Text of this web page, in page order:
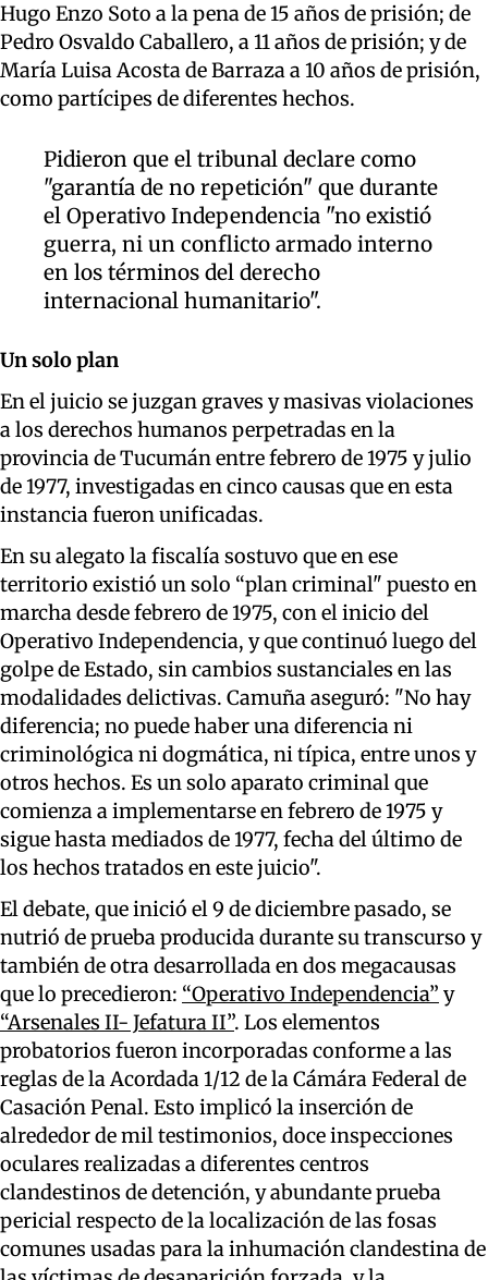
Hugo Enzo Soto a la pena de 15 años de prisión; de
Pedro Osvaldo Caballero, a 11 años de prisión; y de
María Luisa Acosta de Barraza a 10 años de prisión,
como partícipes de diferentes hechos.
Pidieron que el tribunal declare como
"garantía de no repetición" que durante
el Operativo Independencia "no existió
guerra, ni un conflicto armado interno
en los términos del derecho
internacional humanitario".
Un solo plan
En el juicio se juzgan graves y masivas violaciones
a los derechos humanos perpetradas en la
provincia de Tucumán entre febrero de 1975 y julio
de 1977, investigadas en cinco causas que en esta
instancia fueron unificadas.
En su alegato la fiscalía sostuvo que en ese
territorio existió un solo “plan criminal" puesto en
marcha desde febrero de 1975, con el inicio del
Operativo Independencia, y que continuó luego del
golpe de Estado, sin cambios sustanciales en las
modalidades delictivas. Camuña aseguró: "No hay
diferencia; no puede haber una diferencia ni
criminológica ni dogmática, ni típica, entre unos y
otros hechos. Es un solo aparato criminal que
comienza a implementarse en febrero de 1975 y
sigue hasta mediados de 1977, fecha del último de
los hechos tratados en este juicio".
El debate, que inició el 9 de diciembre pasado, se
nutrió de prueba producida durante su transcurso y
también de otra desarrollada en dos megacausas
que lo precedieron: “Operativo Independencia” y
“Arsenales II- Jefatura II”. Los elementos
probatorios fueron incorporadas conforme a las
reglas de la Acordada 1/12 de la Cámára Federal de
Casación Penal. Esto implicó la inserción de
alrededor de mil testimonios, doce inspecciones
oculares realizadas a diferentes centros
clandestinos de detención, y abundante prueba
pericial respecto de la localización de las fosas
comunes usadas para la inhumación clandestina de